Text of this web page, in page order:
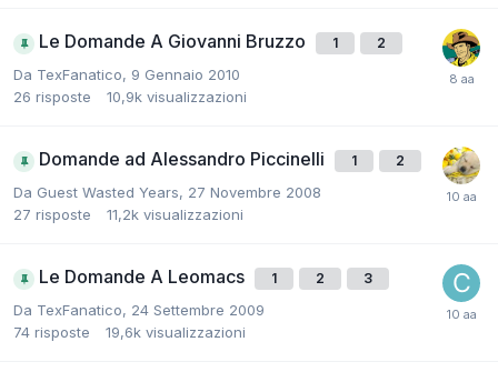
Le Domande A Giovanni Bruzzo 1 2
Da TexFanatico, 9 Gennaio 2010
26 risposte 10,9k visualizzazioni
Domande ad Alessandro Piccinelli 1 2
Da Guest Wasted Years, 27 Novembre 2008
27 risposte 11,2k visualizzazioni
Le Domande A Leomacs 1 2 3
Da TexFanatico, 24 Settembre 2009
74 risposte 19,6k visualizzazioni